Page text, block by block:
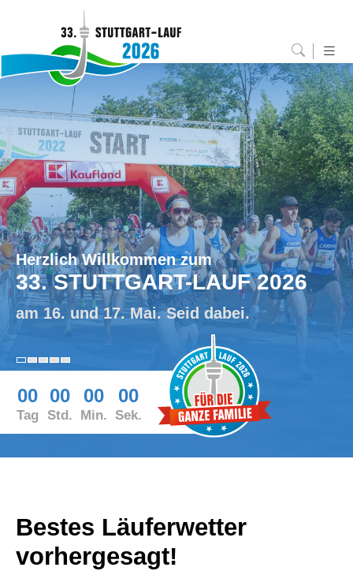
Herzlich Willkommen zum
33. STUTTGART-LAUF 2026
am 16. und 17. Mai. Seid dabei.
00
Tag
00
Std.
00
Min.
00
Sek.
Bestes Läuferwetter
vorhergesagt!